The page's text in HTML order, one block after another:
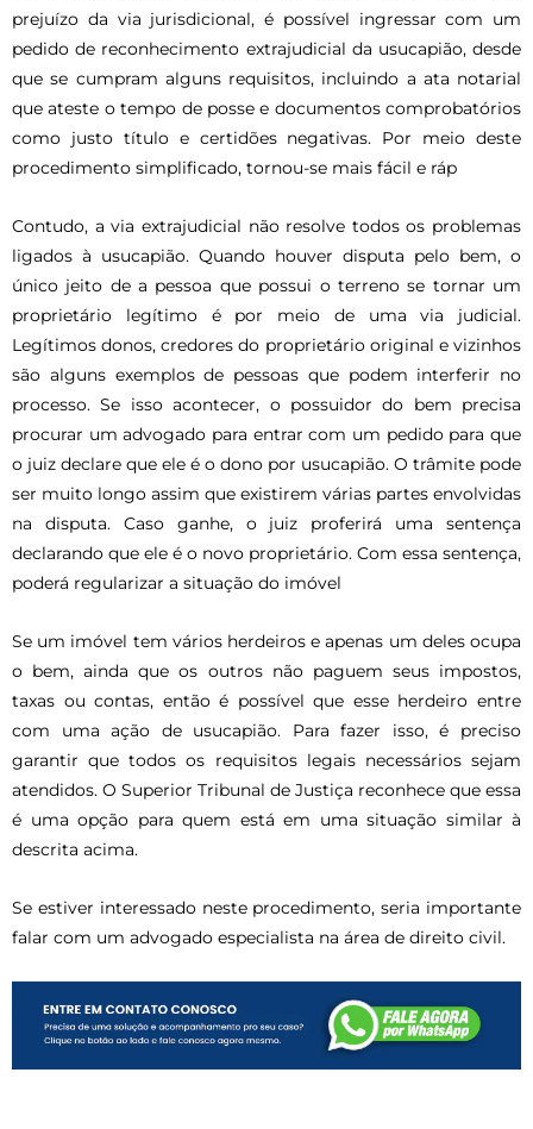
prejuízo da via jurisdicional, é possível ingressar com um
pedido de reconhecimento extrajudicial da usucapião, desde
que se cumpram alguns requisitos, incluindo a ata notarial
que ateste o tempo de posse e documentos comprobatórios
como justo título e certidões negativas. Por meio deste
procedimento simplificado, tornou-se mais fácil e ráp
Contudo, a via extrajudicial não resolve todos os problemas
ligados à usucapião. Quando houver disputa pelo bem, o
único jeito de a pessoa que possui o terreno se tornar um
proprietário legítimo é por meio de uma via judicial.
Legítimos donos, credores do proprietário original e vizinhos
são alguns exemplos de pessoas que podem interferir no
processo. Se isso acontecer, o possuidor do bem precisa
procurar um advogado para entrar com um pedido para que
o juiz declare que ele é o dono por usucapião. O trâmite pode
ser muito longo assim que existirem várias partes envolvidas
na disputa. Caso ganhe, o juiz proferirá uma sentença
declarando que ele é o novo proprietário. Com essa sentença,
poderá regularizar a situação do imóvel
Se um imóvel tem vários herdeiros e apenas um deles ocupa
o bem, ainda que os outros não paguem seus impostos,
taxas ou contas, então é possível que esse herdeiro entre
com uma ação de usucapião. Para fazer isso, é preciso
garantir que todos os requisitos legais necessários sejam
atendidos. O Superior Tribunal de Justiça reconhece que essa
é uma opção para quem está em uma situação similar à
descrita acima.
Se estiver interessado neste procedimento, seria importante
falar com um advogado especialista na área de direito civil.